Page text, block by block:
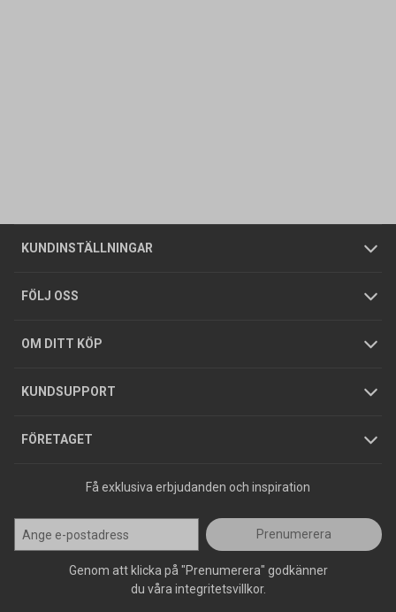
KUNDINSTÄLLNINGAR
Företagskund / Privatkund
FÖLJ OSS
OM DITT KÖP
Allmänna försäljningsvillkor
Integritetspolicy
GDPR
KUNDSUPPORT
Butiker
Foldrar och kataloger
Köpguider
Varumärken
FÖRETAGET
Om oss
Tjänster
Hållbarhet
Jobba hos oss
Press
Få exklusiva erbjudanden och inspiration
Prenumerera
Genom att klicka på "Prenumerera" godkänner
du våra integritetsvillkor.